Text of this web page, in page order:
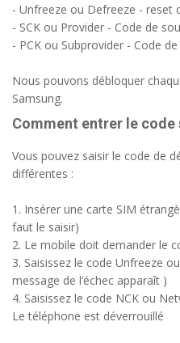
- Unfreeze ou Defreeze - reset
- SCK ou Provider - Code de
- PCK ou Subprovider - Code
Nous pouvons débloquer
Samsung.
Comment entrer le code
Vous pouvez saisir le code de
différentes :
1. Insérer une carte SIM
faut le saisir)
2. Le mobile doit demander le
3. Saisissez le code Unfreeze
message de l’échec apparaît )
4. Saisissez le code NCK ou
Le téléphone est déverrouillé